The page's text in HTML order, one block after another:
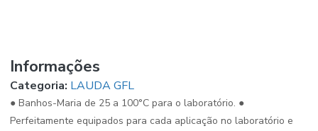
Informações
Categoria: LAUDA GFL
● Banhos-Maria de 25 a 100°C para o laboratório. ●
Perfeitamente equipados para cada aplicação no laboratório e